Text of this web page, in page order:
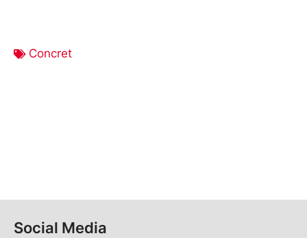
Concret
Social Media